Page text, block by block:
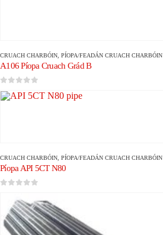
CRUACH CHARBÓIN PÍOPA/FEADÁN CRUACH CHARBÓIN
A106 Píopa Cruach Grád B
CRUACH CHARBÓIN PÍOPA/FEADÁN CRUACH CHARBÓIN
Píopa API 5CT N80